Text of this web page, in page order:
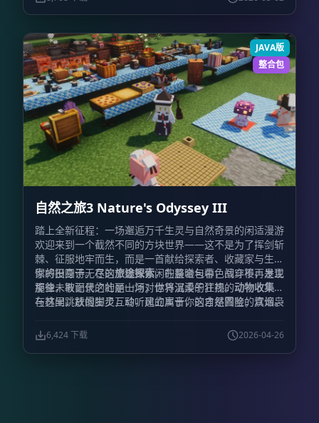
疫、远程免疫以及群体控制等不合理抗性。这些改动彻底
都能在战斗中获得切实的回馈与乐趣。
JAVA版
整合包
自然之旅3 Nature's Odyssey III
踏上全新征程：一场邂逅万千生灵与自然奇景的闲适漫游
欢迎来到一个截然不同的方块世界——这不是为了挥剑斩
棘、征服地牢而生，而是一首献给探索者、收藏家与生活
家的田园诗。在这个极致休闲的整合包中，战斗不再是主
旋律，取而代之的是一场对世界温柔的注视。
你将投身于无尽的旅途探索，在晨曦与暮色间穿梭，发现
那些未被记录的壮丽山河；你将沉浸于狂热的动物收集，
与林间跳跃的生灵互动，建立属于你的自然图鉴；炊烟袅
灵的佳肴；亦或是化身匠人，投身于精妙的
建筑装饰，用
一砖一瓦搭建起梦想中的栖息之所。
在这里，放慢脚步，聆听风的声音，这才是冒险的真谛。
6,424 下载 2026-04-26